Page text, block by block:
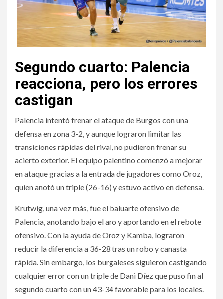
Segundo cuarto: Palencia
reacciona, pero los errores
castigan
Palencia intentó frenar el ataque de Burgos con una
defensa en zona 3-2, y aunque lograron limitar las
transiciones rápidas del rival, no pudieron frenar su
acierto exterior. El equipo palentino comenzó a mejorar
en ataque gracias a la entrada de jugadores como Oroz,
quien anotó un triple (26-16) y estuvo activo en defensa.
Krutwig, una vez más, fue el baluarte ofensivo de
Palencia, anotando bajo el aro y aportando en el rebote
ofensivo. Con la ayuda de Oroz y Kamba, lograron
reducir la diferencia a 36-28 tras un robo y canasta
rápida. Sin embargo, los burgaleses siguieron castigando
cualquier error con un triple de Dani Díez que puso fin al
segundo cuarto con un 43-34 favorable para los locales.